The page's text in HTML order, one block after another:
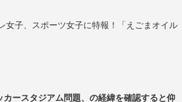
女子、スポーツ女子に特報！「えごまオイル
ースタジアム問題、の経緯を確認すると仰